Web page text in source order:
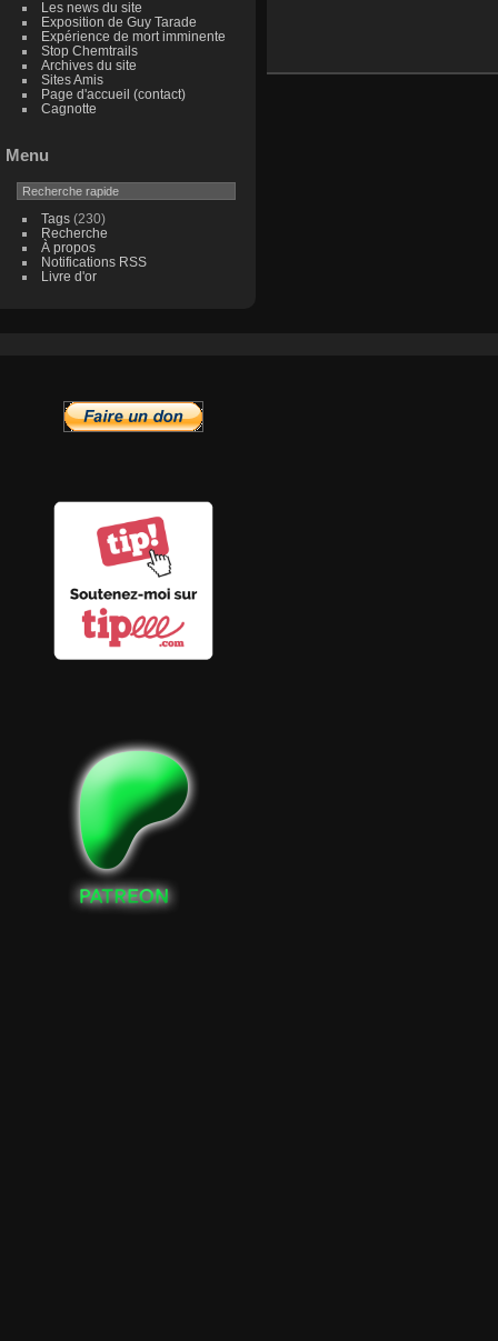
Les news du site
Exposition de Guy Tarade
Expérience de mort imminente
Stop Chemtrails
Archives du site
Sites Amis
Page d'accueil (contact)
Cagnotte
Menu
Tags(230)
Recherche
À propos
Notifications RSS
Livre d'or